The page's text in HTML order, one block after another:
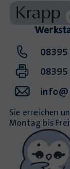
Sie erreichen
Montag bis